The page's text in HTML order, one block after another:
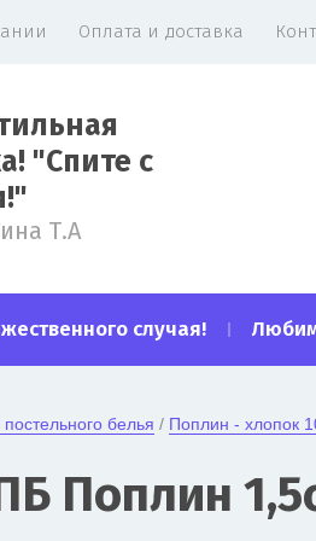
Оплата и доставка
"Спите с
Т.А
случая!
белья / Поплин - хлопок
Поплин